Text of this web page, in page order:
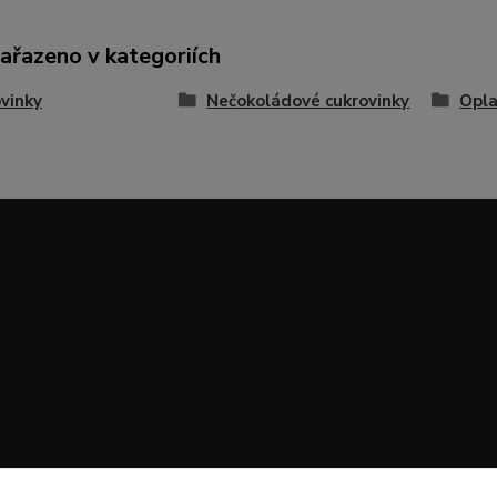
v kategoriích
Nečokoládové cukrovinky